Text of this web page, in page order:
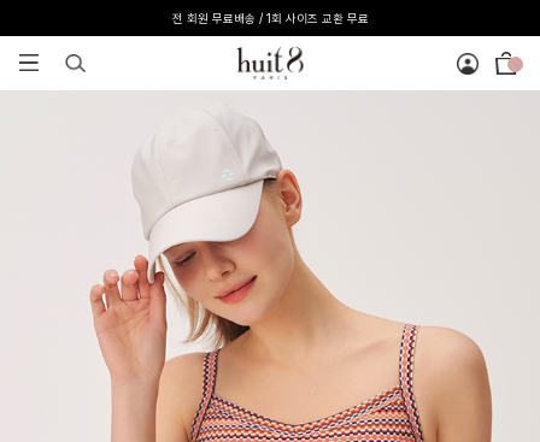
전 회원 무료배송 / 1회 사이즈 교환 무료